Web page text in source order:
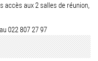
accès aux 2 salles de réunion,
022 807 27 97